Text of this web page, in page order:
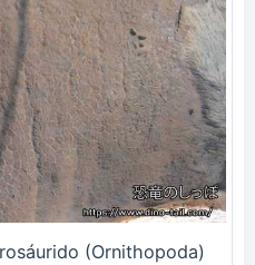
(Ornithopoda)